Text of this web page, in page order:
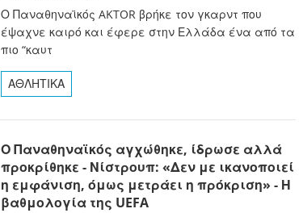
Ο Παναθηναϊκός AKTOR βρήκε τον γκαρντ που
έψαχνε καιρό και έφερε στην Ελλάδα ένα από τα
πιο “καυτ
ΑΘΛΗΤΙΚΑ
Ο Παναθηναϊκός αγχώθηκε, ίδρωσε αλλά
προκρίθηκε - Νίστρουπ: «Δεν με ικανοποιεί
η εμφάνιση, όμως μετράει η πρόκριση» - Η
βαθμολογία της UEFA